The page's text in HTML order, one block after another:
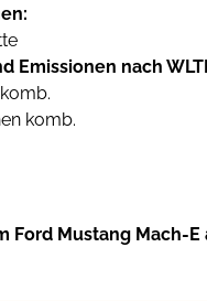
Emissionen nach
komb.
Ford Mustang Mach-E